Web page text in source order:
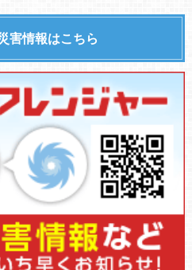
害情報はこちら